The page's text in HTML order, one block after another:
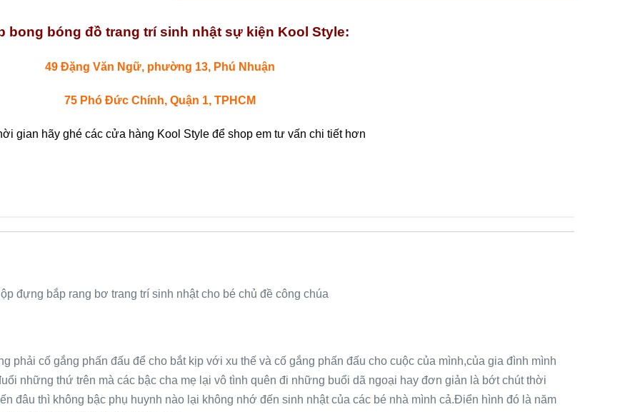
bong bóng đồ trang trí sinh nhật sự kiện Kool Style:
49 Đặng Văn Ngữ, phường 13, Phú Nhuận
75 Phó Đức Chính, Quận 1, TPHCM
gian hãy ghé các cửa hàng Kool Style để shop em tư vấn chi tiết hơn
đựng bắp rang bơ trang trí sinh nhật cho bé chủ đề công chúa
phải cố gắng phấn đấu để cho bắt kịp với xu thế và cố gắng phấn đấu cho cuộc của mình,của gia đình mình
những thứ trên mà các bậc cha mẹ lại vô tình quên đi những buổi dã ngoại hay đơn giản là bớt chút thời
đâu thì không bậc phụ huynh nào lại không nhớ đến sinh nhật của các bé nhà mình cả.Điển hình đó là năm